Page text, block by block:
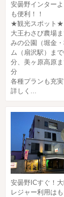
安曇野インター
も便利！！
★観光スポット★
大王わさび農場
みの公園（堀金
ム（扇沢駅）ま
分、美ヶ原高原
分
各種プランも充実
詳しく...
安曇野ICすぐ！
レジャー利用は